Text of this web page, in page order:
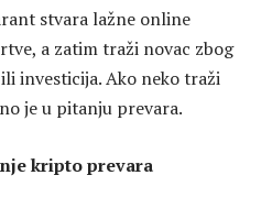
stvara lažne online
a zatim traži novac zbog
investicija. Ako neko traži
je u pitanju prevara.
kripto prevara